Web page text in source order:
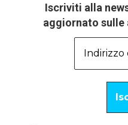
Iscriviti alla
aggiornato